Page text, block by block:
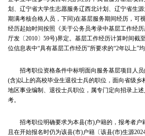
划、辽宁省大学生志愿服务辽西北计划、辽宁省生
期满考核合格人员，下同)在基层服务期间经历，可
经历起始时间按照《关于公务员考录中基层工作经
厅发〔2010〕59号)界定。基层工作经历计算时间截
位信息表中“具有基层工作经历”所要求的“2年以上”均
招考职位资格条件中标明面向服务基层项目人员
(含)以上的高校毕业生退役士兵的职位，面向省级乡
地区事业编制、退役士兵职位，属专门定向招录上
考。
招考职位明确要求为本县(市)户籍的，报考者户
且在开始报名时仍为该县(市)户籍〔该县(市)生源